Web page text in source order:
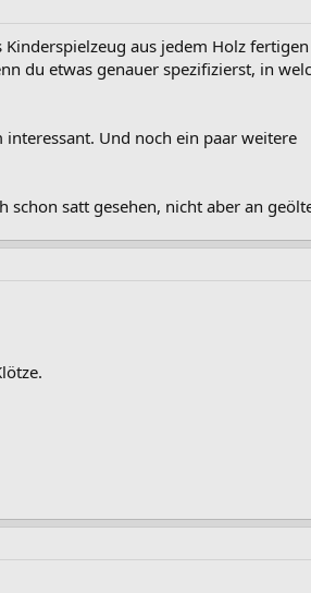
aus jedem Holz fertigen
du etwas genauer spezifizierst, in
interessant. Und noch ein paar weitere
satt gesehen, nicht aber an